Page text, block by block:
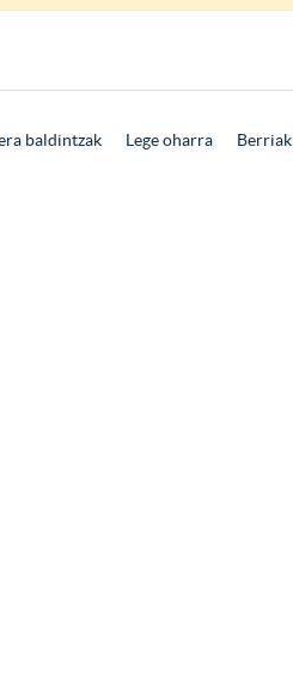
baldintzak Lege oharra Berriak